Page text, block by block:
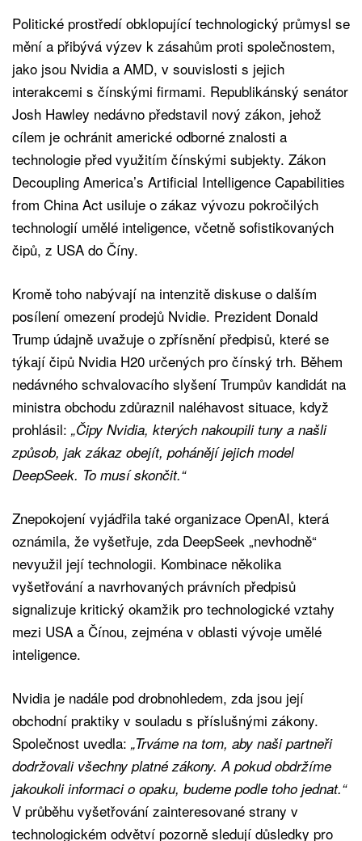
Politické prostředí obklopující technologický průmysl se
mění a přibývá výzev k zásahům proti společnostem,
jako jsou Nvidia a AMD, v souvislosti s jejich
interakcemi s čínskými firmami. Republikánský senátor
Josh Hawley nedávno představil nový zákon, jehož
cílem je ochránit americké odborné znalosti a
technologie před využitím čínskými subjekty. Zákon
Decoupling America’s Artificial Intelligence Capabilities
from China Act usiluje o zákaz vývozu pokročilých
technologií umělé inteligence, včetně sofistikovaných
čipů, z USA do Číny.
Kromě toho nabývají na intenzitě diskuse o dalším
posílení omezení prodejů Nvidie. Prezident Donald
Trump údajně uvažuje o zpřísnění předpisů, které se
týkají čipů Nvidia H20 určených pro čínský trh. Během
nedávného schvalovacího slyšení Trumpův kandidát na
ministra obchodu zdůraznil naléhavost situace, když
prohlásil: „Čipy Nvidia, kterých nakoupili tuny a našli
způsob, jak zákaz obejít, pohánějí jejich model
DeepSeek. To musí skončit.“
Znepokojení vyjádřila také organizace OpenAI, která
oznámila, že vyšetřuje, zda DeepSeek „nevhodně“
nevyužil její technologii. Kombinace několika
vyšetřování a navrhovaných právních předpisů
signalizuje kritický okamžik pro technologické vztahy
mezi USA a Čínou, zejména v oblasti vývoje umělé
inteligence.
Nvidia je nadále pod drobnohledem, zda jsou její
obchodní praktiky v souladu s příslušnými zákony.
Společnost uvedla: „Trváme na tom, aby naši partneři
dodržovali všechny platné zákony. A pokud obdržíme
jakoukoli informaci o opaku, budeme podle toho jednat.“
V průběhu vyšetřování zainteresované strany v
technologickém odvětví pozorně sledují důsledky pro